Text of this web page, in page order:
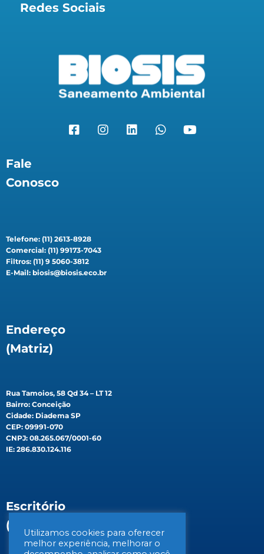
Redes Sociais
Fale
Conosco
Telefone: (11) 2613-8928
Comercial: (11) 99173-7043
Filtros: (11) 9 5060-3812
E-Mail: biosis@biosis.eco.br
Endereço
(Matriz)
Rua Tamoios, 58 Qd 34 – LT 12
Bairro: Conceição
Cidade: Diadema SP
CEP: 09991-070
CNPJ: 08.265.067/0001-60
IE: 286.830.124.116
Escritório
(Filial)
Utilizamos cookies para oferecer
melhor experiência, melhorar o